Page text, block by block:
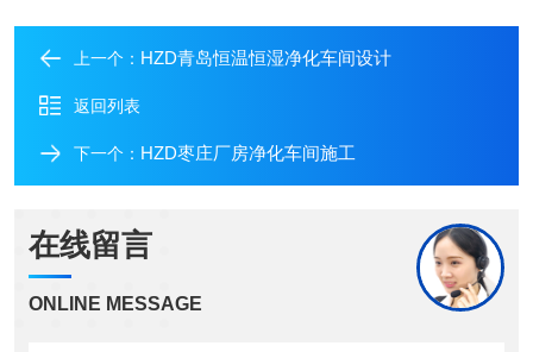
上一个： HZD青岛恒温恒湿净化车间设计
返回列表
下一个： HZD枣庄厂房净化车间施工
在线留言
ONLINE MESSAGE